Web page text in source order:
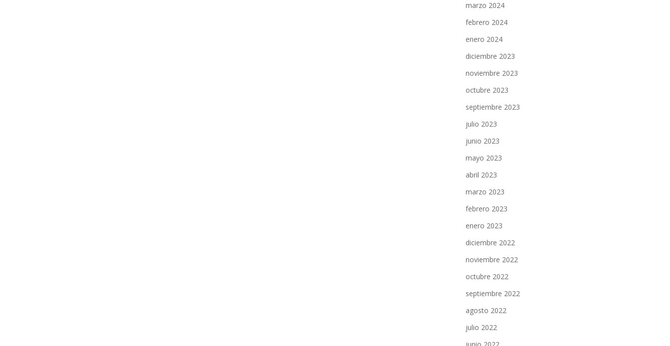
marzo 2024
febrero 2024
enero 2024
diciembre 2023
noviembre 2023
octubre 2023
septiembre 2023
julio 2023
junio 2023
mayo 2023
abril 2023
marzo 2023
febrero 2023
enero 2023
diciembre 2022
noviembre 2022
octubre 2022
septiembre 2022
agosto 2022
julio 2022